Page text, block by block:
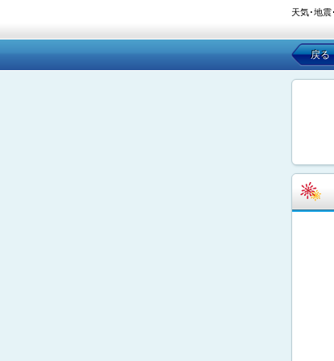
天気･地震
戻る